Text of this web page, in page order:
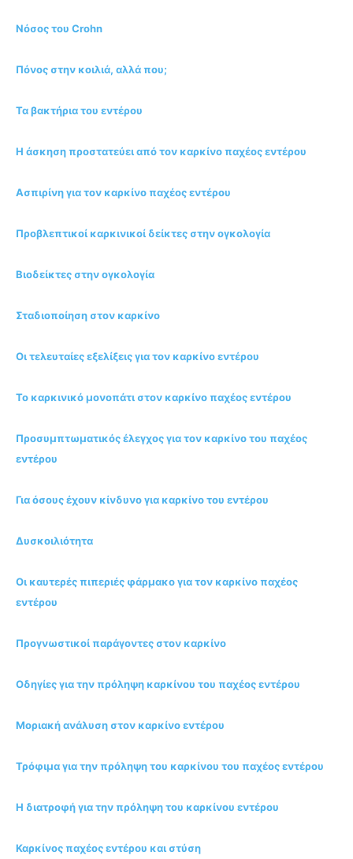
Νόσος του Crohn
Πόνος στην κοιλιά, αλλά που;
Τα βακτήρια του εντέρου
Η άσκηση προστατεύει από τον καρκίνο παχέος εντέρου
Ασπιρίνη για τον καρκίνο παχέος εντέρου
Προβλεπτικοί καρκινικοί δείκτες στην ογκολογία
Βιοδείκτες στην ογκολογία
Σταδιοποίηση στον καρκίνο
Οι τελευταίες εξελίξεις για τον καρκίνο εντέρου
Το καρκινικό μονοπάτι στον καρκίνο παχέος εντέρου
Προσυμπτωματικός έλεγχος για τον καρκίνο του παχέος
εντέρου
Για όσους έχουν κίνδυνο για καρκίνο του εντέρου
Δυσκοιλιότητα
Οι καυτερές πιπεριές φάρμακο για τον καρκίνο παχέος
εντέρου
Προγνωστικοί παράγοντες στον καρκίνο
Οδηγίες για την πρόληψη καρκίνου του παχέος εντέρου
Μοριακή ανάλυση στον καρκίνο εντέρου
Τρόφιμα για την πρόληψη του καρκίνου του παχέος εντέρου
Η διατροφή για την πρόληψη του καρκίνου εντέρου
Καρκίνος παχέος εντέρου και στύση